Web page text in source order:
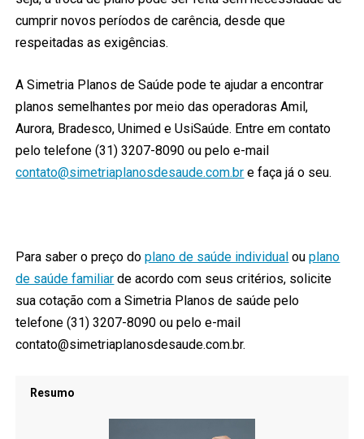
cumprir novos períodos de carência, desde que
respeitadas as exigências.
A Simetria Planos de Saúde pode te ajudar a encontrar
planos semelhantes por meio das operadoras Amil,
Aurora, Bradesco, Unimed e UsiSaúde. Entre em contato
pelo telefone (31) 3207-8090 ou pelo e-mail
contato@simetriaplanosdesaude.com.br e faça já o seu.
Para saber o preço doplano de saúde individual ouplano
de saúde familiar de acordo com seus critérios, solicite
sua cotação com a Simetria Planos de saúde pelo
telefone (31) 3207-8090 ou pelo e-mail
contato@simetriaplanosdesaude.com.br.
Resumo